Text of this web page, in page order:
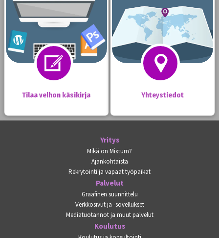
Tilaa velhon käsikirja Yhteystiedot
Yritys
Mikä on Mixtum?
Ajankohtaista
Rekrytointi ja vapaat työpaikat
Palvelut
Graafinen suunnittelu
Verkkosivut ja -sovellukset
Mediatuotannot ja muut palvelut
Koulutus